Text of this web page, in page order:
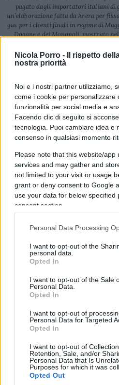
Nicola Porro -
Il rispetto
nostra priorità
Noi e i nostri partner utilizziamo,
come i cookie per personalizzare
funzionalità per social media e
Facendo clic di seguito si
tecnologia. Puoi cambiare idea e
consenso in qualsiasi momento
Please note that this website/
services and may gather and
not limited to your visit or usage
grant or deny consent to Google
use your data for below specified
consent section.
Personal Data Processing
I want to opt-out of the
personal data.
Opted In
I want to opt-out of the Sale
Personal Data.
Opted In
I want to opt-out of
Personal Data for Targeted
Opted In
I want to opt-out of
Retention, Sale, and/or
Personal Data that Is
Purposes for which it was
Opted Out
pagato dagli importatori italiani di
un’elaborazione fatta da Arera per
gas per i clienti finali in regime di
Dogane e dei Monopoli, mostrato
Si noti come, nella figura
relativa al prezzo del gas
regolare rispetto alla
invece, il prezzo del gas
che, da aprile dello scorso
“impazzita”. L’area del
degli “extra-profitti”.
Quanto si è verificato, in
perché da un lato (quello
sono contratti relativi a
coprono periodi anche
acquisto di gas; dall’altro
tratta invece di contratti a
da obiettivi di rendimento,
speculazione finanziaria.
Inoltre, a differenza delle
TTF non sono borse
di mercati cosiddetti OTC (
le transazioni si effettuano
bilaterali. Dunque, non